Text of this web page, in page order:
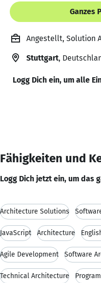
Ganzes
Angestellt, Solution
Stuttgart,
Logg Dich ein, um alle
Fähigkeiten und
Logg Dich jetzt ein, um das
Architecture Solutions
JavaScript Architecture
Agile Development Software
Technical Architecture